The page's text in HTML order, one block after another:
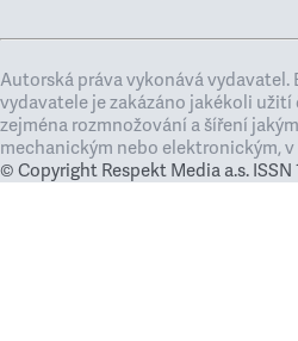
Autorská práva vykonává vydavatel.
vydavatele je zakázáno jakékoli
zejména rozmnožování a šíření
mechanickým nebo elektronickým,
© Copyright Respekt Media a.s. ISSN